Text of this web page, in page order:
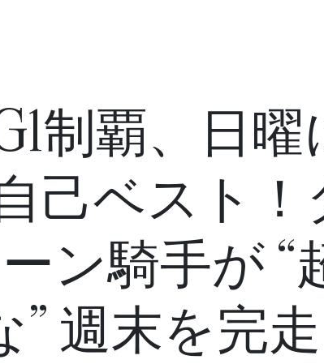
制覇、日曜
己ベスト！
ン騎手が “
” 週末を完走